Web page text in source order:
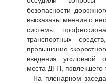
безопасности
высказаны мнения о
системы
транспортных
превышение
введения уголовной
места ДТП, повлекшего
На пленарном